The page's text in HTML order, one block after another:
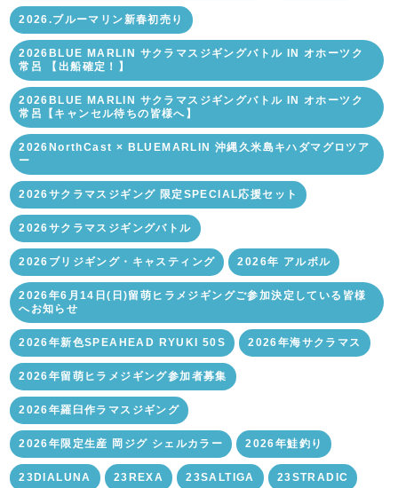
2026.ブルーマリン新春初売り
2026BLUE MARLIN サクラマスジギングバトル IN オホーツク
常呂 【出船確定！】
2026BLUE MARLIN サクラマスジギングバトル IN オホーツク
常呂【キャンセル待ちの皆様へ】
2026NorthCast × BLUEMARLIN 沖縄久米島キハダマグロツア
ー
2026サクラマスジギング 限定SPECIAL応援セット
2026サクラマスジギングバトル
2026ブリジギング・キャスティング 2026年 アルボル
2026年6月14日(日)留萌ヒラメジギングご参加決定している皆様
へお知らせ
2026年新色SPEAHEAD RYUKI 50S 2026年海サクラマス
2026年留萌ヒラメジギング参加者募集
2026年羅臼作ラマスジギング
2026年限定生産 岡ジグ シェルカラー 2026年鮭釣り
23DIALUNA 23REXA 23SALTIGA 23STRADIC